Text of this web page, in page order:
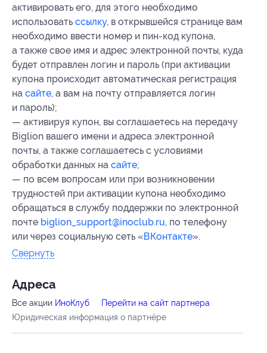
активировать его, для этого необходимо
использовать ссылку, в открывшейся странице вам
необходимо ввести номер и пин-код купона,
а также свое имя и адрес электронной почты, куда
будет отправлен логин и пароль (при активации
купона происходит автоматическая регистрация
на сайте, а вам на почту отправляется логин
и пароль);
— активируя купон, вы соглашаетесь на передачу
Biglion вашего имени и адреса электронной
почты, а также соглашаетесь с условиями
обработки данных на сайте;
— по всем вопросам или при возникновении
трудностей при активации купона необходимо
обращаться в службу поддержки по электронной
почте biglion_support@inoclub.ru, по телефону
или через социальную сеть «ВКонтакте».
Свернуть
Адресa
Все акции ИноКлуб
Перейти на сайт партнера
Юридическая информация о партнёре